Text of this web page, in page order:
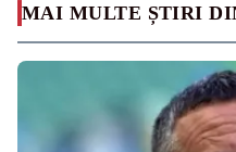
MAI MULTE ȘTIRI